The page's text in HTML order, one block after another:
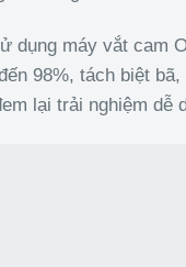
dụng máy vắt cam
98%, tách biệt
lại trải nghiệm dễ